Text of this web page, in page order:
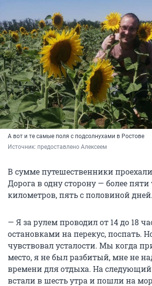
А вот и те самые поля с подсолнухами в Ростове
Источник: предоставлено Алексеем
В сумме путешественники проехали
Дорога в одну сторону — более
километров, пять с половиной дней.
— Я за рулем проводил от 14 до 18
остановками на перекус, поспать.
чувствовал усталости. Мы когда
место, я не был разбитый, мне не
времени для отдыха. На
встали в шесть утра и пошли на